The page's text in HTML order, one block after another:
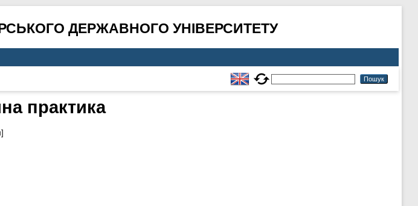
ДЕРЖАВНОГО УНІВЕРСИТЕТУ
практика